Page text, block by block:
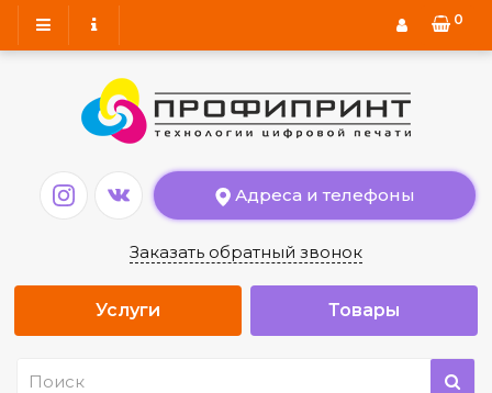
0
Адреса и телефоны
Заказать обратный звонок
Товары
Услуги